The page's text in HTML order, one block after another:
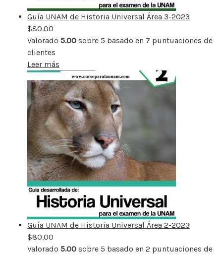
Guía UNAM de Historia Universal Área 3-2023
$80.00
Valorado 5.00 sobre 5 basado en 7 puntuaciones de
clientes
Leer más
Guía UNAM de Historia Universal Área 2-2023
$80.00
Valorado 5.00 sobre 5 basado en 2 puntuaciones de